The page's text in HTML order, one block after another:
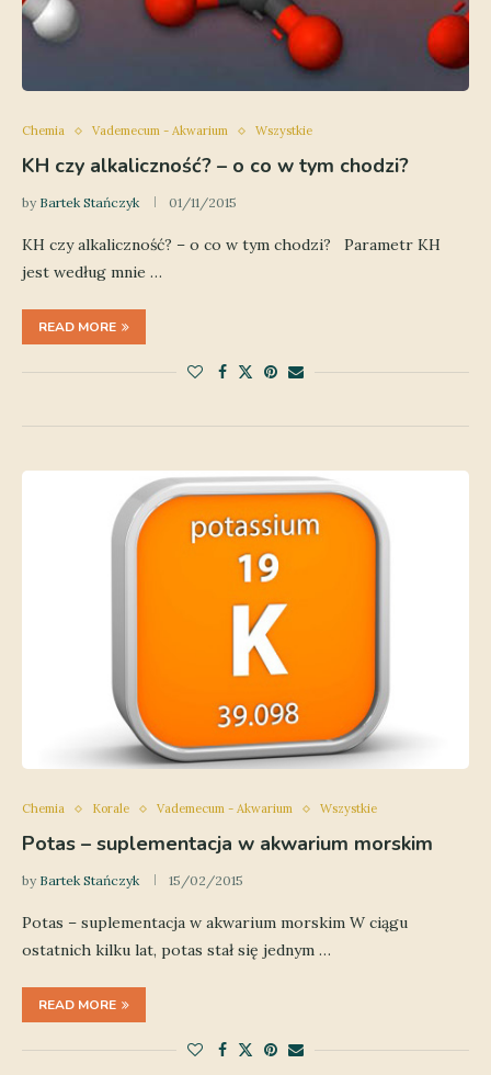
Chemia Vademecum - Akwarium Wszystkie
KH czy alkaliczność? – o co w tym chodzi?
by Bartek Stańczyk 01/11/2015
KH czy alkaliczność? – o co w tym chodzi? Parametr KH
jest według mnie …
READ MORE
Chemia Korale Vademecum - Akwarium Wszystkie
Potas – suplementacja w akwarium morskim
by Bartek Stańczyk 15/02/2015
Potas – suplementacja w akwarium morskim W ciągu
ostatnich kilku lat, potas stał się jednym …
READ MORE